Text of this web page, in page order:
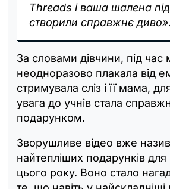
Threads і ваша шалена
створили справжнє диво».
За словами дівчини, під
неодноразово плакала від
стримувала сліз і її мама,
увага до учнів стала
подарунком.
Зворушливе відео вже
найтепліших подарунків для
цього року. Воно стало